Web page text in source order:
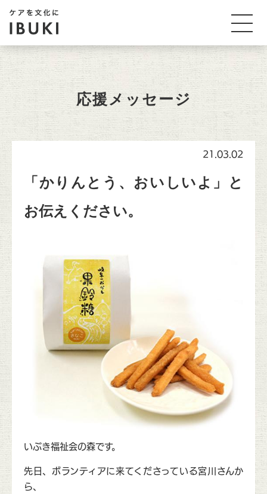
応援メッセージ
21.03.02
「かりんとう、おいしいよ」と
お伝えください。
いぶき福祉会の森です。
先日、ボランティアに来てくださっている宮川さんか
ら、